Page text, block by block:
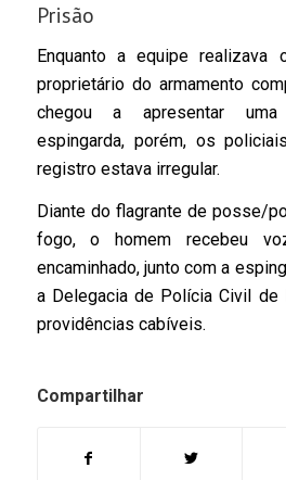
Prisão
Enquanto a equipe realizava
proprietário do armamento
chegou a apresentar uma
espingarda, porém, os
registro estava irregular.
Diante do flagrante de posse/
fogo, o homem recebeu
encaminhado, junto com a
a Delegacia de Polícia Civil de
providências cabíveis.
Compartilhar